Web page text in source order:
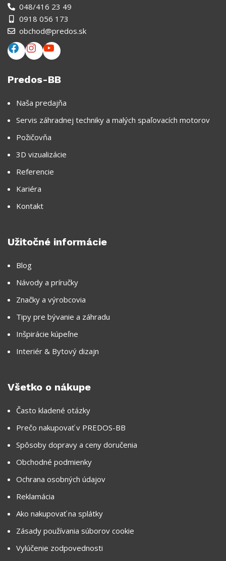
048/416 23 49
0918 056 173
obchod@predos.sk
Predos-BB
Naša predajňa
Servis záhradnej techniky a malých spaľovacích motorov
Požičovňa
3D vizualizácie
Referencie
Kariéra
Kontakt
Užitočné informácie
Blog
Návody a príručky
Značky a výrobcovia
Tipy pre bývanie a záhradu
Inšpirácie kúpeľne
Interiér & Bytový dizajn
Všetko o nákupe
Často kladené otázky
Prečo nakupovať v PREDOS-BB
Spôsoby dopravy a ceny doručenia
Obchodné podmienky
Ochrana osobných údajov
Reklamácia
Ako nakupovať na splátky
Zásady používania súborov cookie
Vylúčenie zodpovednosti